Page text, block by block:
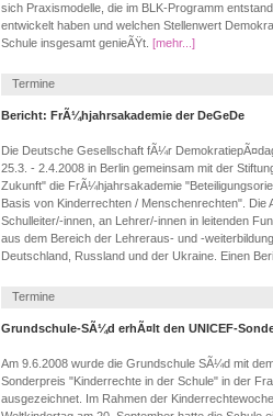
sich Praxismodelle, die im BLK-Programm
entwickelt haben und welchen Stellenwert
Schule insgesamt genieÃŸt. [mehr...]
Termine
Bericht: FrÃ¼hjahrsakademie der DeGeDe
Die Deutsche Gesellschaft fÃ¼r
25.3. - 2.4.2008 in Berlin gemeinsam mit der
Zukunft" die FrÃ¼hjahrsakademie
Basis von Kinderrechten / Menschenrechten". Die
Schulleiter/-innen, an Lehrer/-innen in leitenden
aus dem Bereich der Lehreraus- und -
Deutschland, Russland und der Ukraine. Einen
Termine
Grundschule-SÃ¼d erhÃ¤lt den UNICEF-
Am 9.6.2008 wurde die Grundschule SÃ¼d mit
Sonderpreis "Kinderrechte in der Schule" in der
ausgezeichnet. Im Rahmen der